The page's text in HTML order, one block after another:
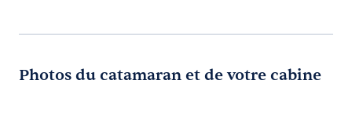
Photos du catamaran et de votre cabine